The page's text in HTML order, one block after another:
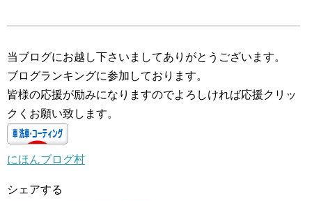
当ブログにお越し下さいましてありがとうございます。
ブログランキングに参加しております。
皆様の応援が励みになりますのでよろしければ応援クリッ
クくお願い致します。
にほんブログ村
シェアする